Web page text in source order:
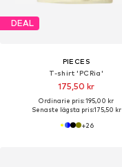
DEAL
PIECES
T-shirt 'PCRia'
175,50 kr
Ordinarie pris: 195,00 kr
Senaste lägsta pris:175,50 kr
+26